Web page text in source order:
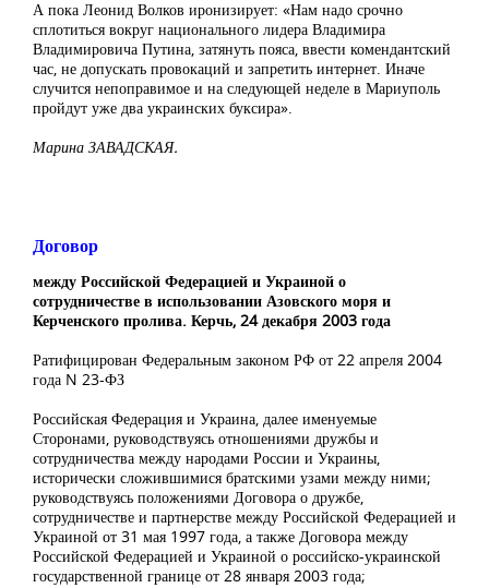
А пока Леонид Волков иронизирует: «Нам надо срочно
сплотиться вокруг национального лидера Владимира
Владимировича Путина, затянуть пояса, ввести комендантский
час, не допускать провокаций и запретить интернет. Иначе
случится непоправимое и на следующей неделе в Мариуполь
пройдут уже два украинских буксира».
Марина ЗАВАДСКАЯ.
Договор
между Российской Федерацией и Украиной о
сотрудничестве в использовании Азовского моря и
Керченского пролива. Керчь, 24 декабря 2003 года
Ратифицирован Федеральным законом РФ от 22 апреля 2004
года N 23-ФЗ
Российская Федерация и Украина, далее именуемые
Сторонами, руководствуясь отношениями дружбы и
сотрудничества между народами России и Украины,
исторически сложившимися братскими узами между ними;
руководствуясь положениями Договора о дружбе,
сотрудничестве и партнерстве между Российской Федерацией и
Украиной от 31 мая 1997 года, а также Договора между
Российской Федерацией и Украиной о российско-украинской
государственной границе от 28 января 2003 года;